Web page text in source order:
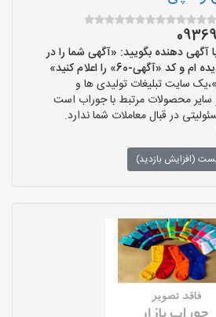
آگهی دهنده بگویید: «آگهی شما را در
«آگهی-60» را اعلام کنید»
سایت تبلیغات تولیدی ها و
محصولات مرتبط با جوراب است
در قبال معاملات شما ندارد.
(افزایش بازدید)